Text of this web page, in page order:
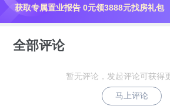
对视野，为东莞呈现一场
在奢侈品的世界，真正的价
获取专属置业报告 0元领3888元找房礼包
全部评论
暂无评论，发起评论可获得
马上评论